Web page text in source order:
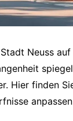
Neuss
Hier finden